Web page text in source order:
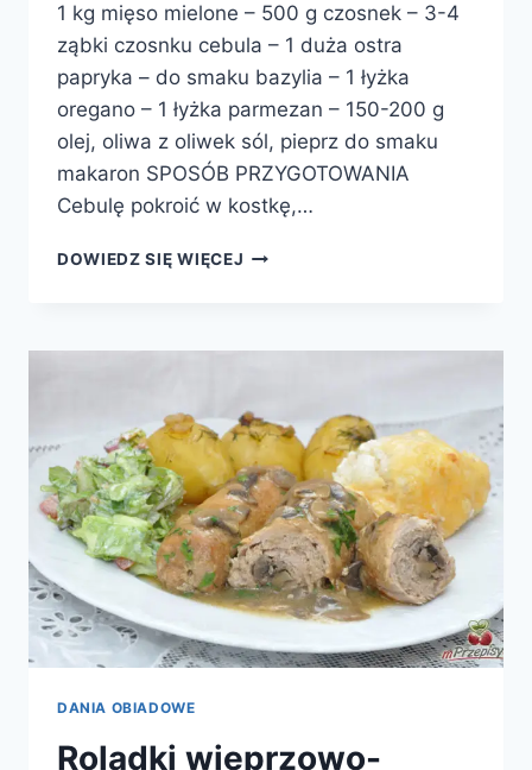
1 kg mięso mielone – 500 g czosnek – 3-4
ząbki czosnku cebula – 1 duża ostra
papryka – do smaku bazylia – 1 łyżka
oregano – 1 łyżka parmezan – 150-200 g
olej, oliwa z oliwek sól, pieprz do smaku
makaron SPOSÓB PRZYGOTOWANIA
Cebulę pokroić w kostkę,…
DOWIEDZ SIĘ WIĘCEJ SPAGHETTI
DANIA OBIADOWE
Roladki wieprzowo-